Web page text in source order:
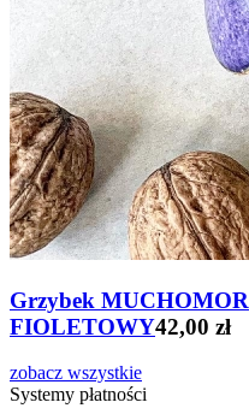
Grzybek MUCHOMOR
FIOLETOWY42,00 zł
zobacz wszystkie
Systemy płatności